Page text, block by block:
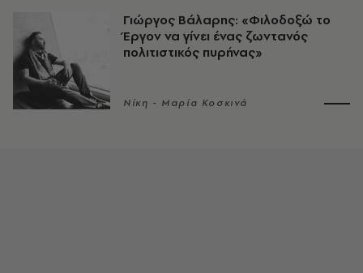
Γιώργος Βάλαρης: «Φιλοδοξώ το
Έργον να γίνει ένας ζωντανός
πολιτιστικός πυρήνας»
Νίκη - Μαρία Κοσκινά